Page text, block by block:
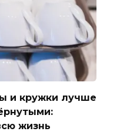
и кружки лучше
жизнь